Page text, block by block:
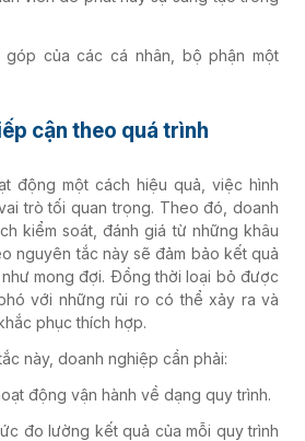
góp của các cá nhân, bộ phận một
cận theo quá trình
động một cách hiệu quả, việc hình
trò tối quan trọng. Theo đó, doanh
kiểm soát, đánh giá từ những khâu
nguyên tắc này sẽ đảm bảo kết quả
mong đợi. Đồng thời loại bỏ được
với những rủi ro có thể xảy ra và
phục thích hợp.
này, doanh nghiệp cần phải:
động vận hành về dạng quy trình.
đo lường kết quả của mỗi quy trình